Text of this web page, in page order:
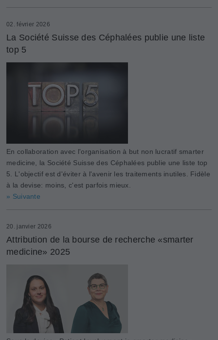
02. février 2026
La Société Suisse des Céphalées publie une liste
top 5
En collaboration avec l'organisation à but non lucratif smarter
medicine, la Société Suisse des Céphalées publie une liste top
5. L'objectif est d'éviter à l'avenir les traitements inutiles. Fidèle
à la devise: moins, c'est parfois mieux.
» Suivante
20. janvier 2026
Attribution de la bourse de recherche «smarter
medicine» 2025